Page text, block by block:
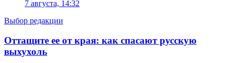
7 августа, 14:32
Выбор редакции
Оттащите ее от края: как спасают русскую
выхухоль